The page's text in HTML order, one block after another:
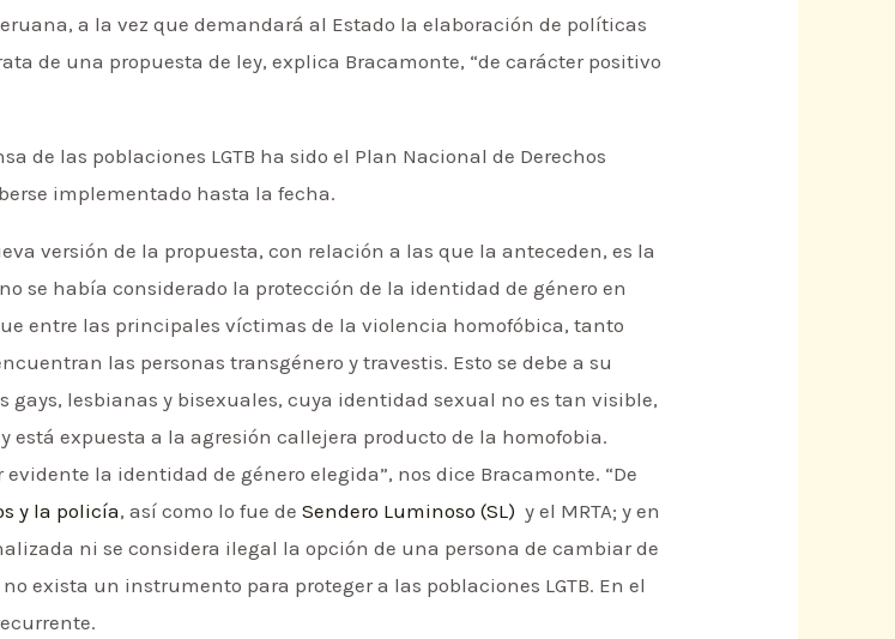
a la vez que demandará al Estado la elaboración de políticas
de una propuesta de ley, explica Bracamonte, “de carácter positivo
de las poblaciones LGTB ha sido el Plan Nacional de Derechos
implementado hasta la fecha.
versión de la propuesta, con relación a las que la anteceden, es la
se había considerado la protección de la identidad de género en
entre las principales víctimas de la violencia homofóbica, tanto
las personas transgénero y travestis. Esto se debe a su
lesbianas y bisexuales, cuya identidad sexual no es tan visible,
está expuesta a la agresión callejera producto de la homofobia.
la identidad de género elegida”, nos dice Bracamonte. “De
y la policía, así como lo fue deSendero Luminoso (SL) y el MRTA; y en
ni se considera ilegal la opción de una persona de cambiar de
exista un instrumento para proteger a las poblaciones LGTB. En el